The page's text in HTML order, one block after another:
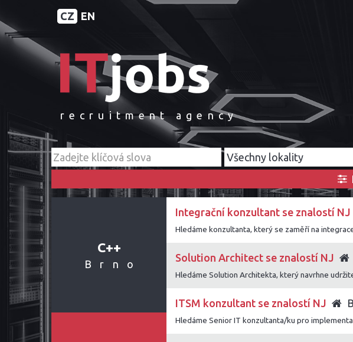
CZ EN
recruitment agency
C++
Brno
Integrační konzultant se znalostí NJ
Solution Architect se znalostí NJ
ITSM konzultant se znalostí NJ